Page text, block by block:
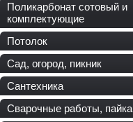
Поликарбонат сотовый и
комплектующие
Потолок
Сад, огород, пикник
Сантехника
Сварочные работы, пайка